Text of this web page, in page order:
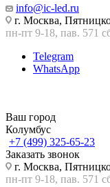
info@ic-led.ru
г. Москва,
пн-пт 9-18, пав. 571
Telegram
WhatsApp
Ваш город
Колумбус
+7 (499) 325-65-23
Заказать звонок
г. Москва,
пн-пт 9-18, пав. 571